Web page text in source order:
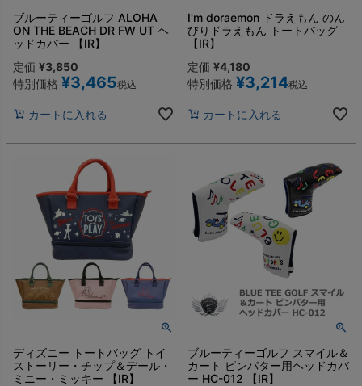
ブルーティーゴルフ ALOHA
ON THE BEACH DR FW UT ヘ
ッドカバー 【IR】
定価 ¥3,850
特別価格 ¥3,465税込
カートに入れる
I'm doraemon ドラえもん のん
びりドラえもん トートバッグ
【IR】
定価 ¥4,180
特別価格 ¥3,214税込
カートに入れる
ディズニー トートバッグ トイ
ストーリー・チップ＆デール・
ミニー・ミッキー 【IR】
ブルーティーゴルフ スマイル＆
カート ピンパター用ヘッドカバ
ー HC-012 【IR】